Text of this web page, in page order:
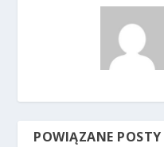
POWIĄZANE POSTY